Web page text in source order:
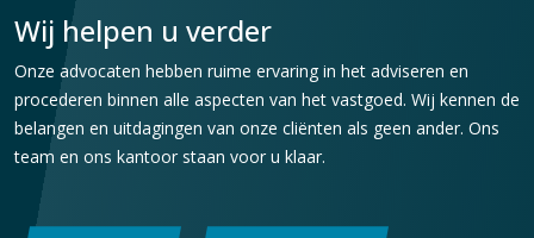
Wij helpen u verder
Onze advocaten hebben ruime ervaring in het adviseren en
procederen binnen alle aspecten van het vastgoed. Wij kennen de
belangen en uitdagingen van onze cliënten als geen ander. Ons
team en ons kantoor staan voor u klaar.